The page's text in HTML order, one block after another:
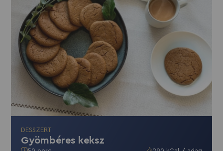
DESSZERT
Gyömbéres keksz